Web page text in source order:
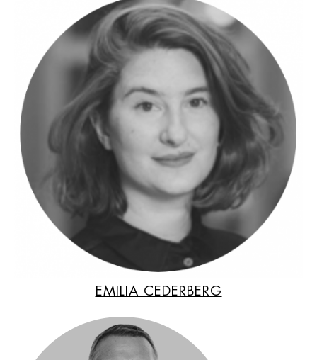
EMILIA CEDERBERG